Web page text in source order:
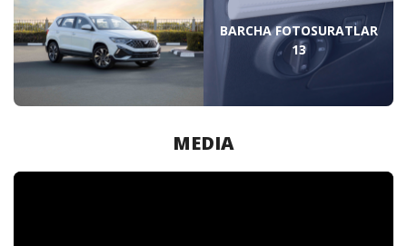
BARCHA FOTOSURATLAR
13
MEDIA